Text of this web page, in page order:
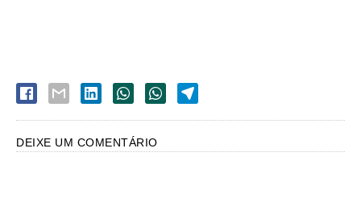
DEIXE UM COMENTÁRIO